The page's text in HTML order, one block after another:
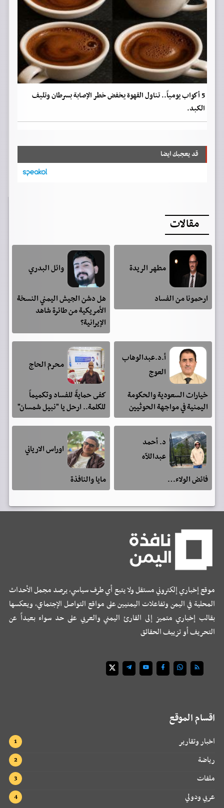
5 أكواب يومياً.. تناول القهوة يخفض خطر الإصابة بسرطان وتليف
الكبد.
قد يعجبك ايضا
مقالات
مطهر الريدة
ارحمونا من الفساد
وائل البدري
هل دشن الجيش اليمني النسخة
الأمريكية من طائرة شاهد
الإيرانية؟
أ.د.عبدالوهاب
العوج
خيارات السعودية والحكومة
اليمنية في مواجهة الحوثيين
محرم الحاج
كفى حمايةً للفساد وتكميماً
للكلمة.. ارحل يا "نبيل شمسان"
د. أحمد
عبداللآه
فائض الولاء…
اوراس الارياني
مايا والنافذة
موقع إخباري إلكتروني مستقل ولا يتبع أي طرف سياسي، يرصد مجمل الأحداث
المحلية في اليمن وتفاعلات اليمنيين على مواقع التواصل الإجتماعي، ويعكسها
بقالب إخباري متميز إلى القارئ اليمني والعربي على حد سواء بعيداً عن
التحريف أو تزييف الحقائق
اقسام الموقع
اخبار وتقارير
رياضة
ملفات
عربي ودولي